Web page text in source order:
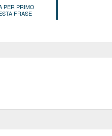
PER PRIMO
FRASE